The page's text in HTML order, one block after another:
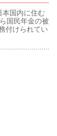
国内に住む
国民年金の被
付けられてい